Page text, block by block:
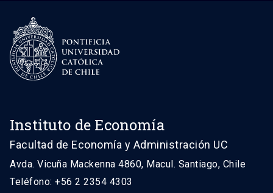
Instituto de Economía
Facultad de Economía y Administración UC
Avda. Vicuña Mackenna 4860, Macul. Santiago, Chile
Teléfono: +56 2 2354 4303